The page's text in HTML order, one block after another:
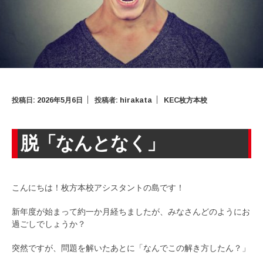
投稿日: 2026年5月6日 投稿者: hirakata KEC枚方本校
脱「なんとなく」
こんにちは！枚方本校アシスタントの島です！
新年度が始まって約一か月経ちましたが、みなさんどのようにお
過ごしでしょうか？
突然ですが、問題を解いたあとに「なんでこの解き方したん？」